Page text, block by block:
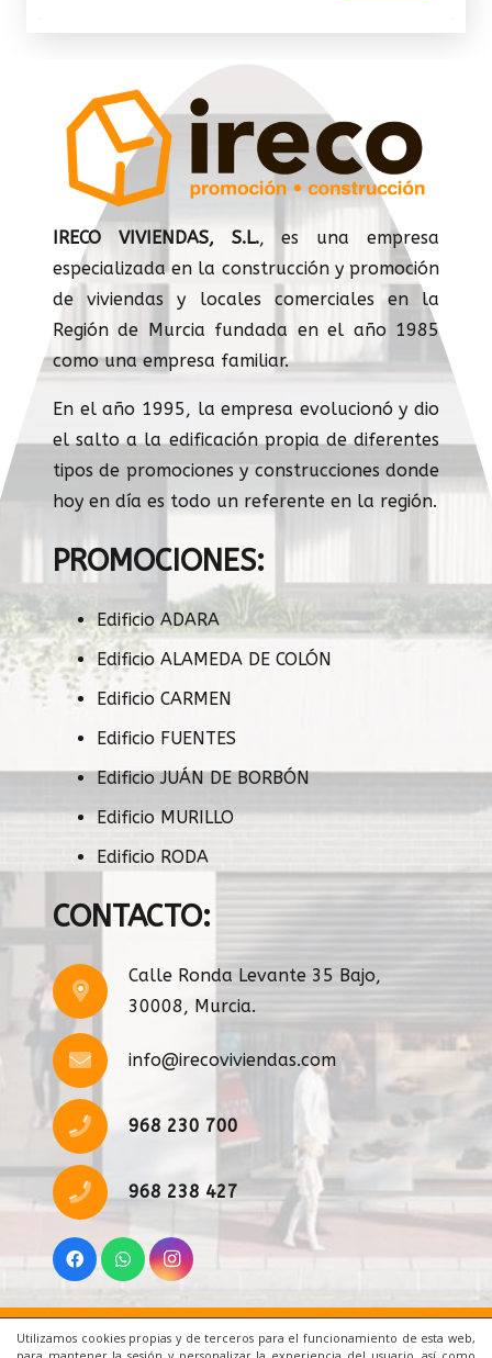
Utilizamos cookies propias y de terceros para el funcionamiento de esta web,
IRECO VIVIENDAS, S.L., es una empresa
especializada en la construcción y promoción
de viviendas y locales comerciales en la
Región de Murcia fundada en el año 1985
como una empresa familiar.
En el año 1995, la empresa evolucionó y dio
el salto a la edificación propia de diferentes
tipos de promociones y construcciones donde
hoy en día es todo un referente en la región.
PROMOCIONES:
Edificio ADARA
Edificio ALAMEDA DE COLÓN
Edificio CARMEN
Edificio FUENTES
Edificio JUÁN DE BORBÓN
Edificio MURILLO
Edificio RODA
CONTACTO:
Calle Ronda Levante 35 Bajo,
30008, Murcia.
info@irecoviviendas.com
968 230 700
968 238 427
Inicio|Aviso Legal|Cookies|Contacto